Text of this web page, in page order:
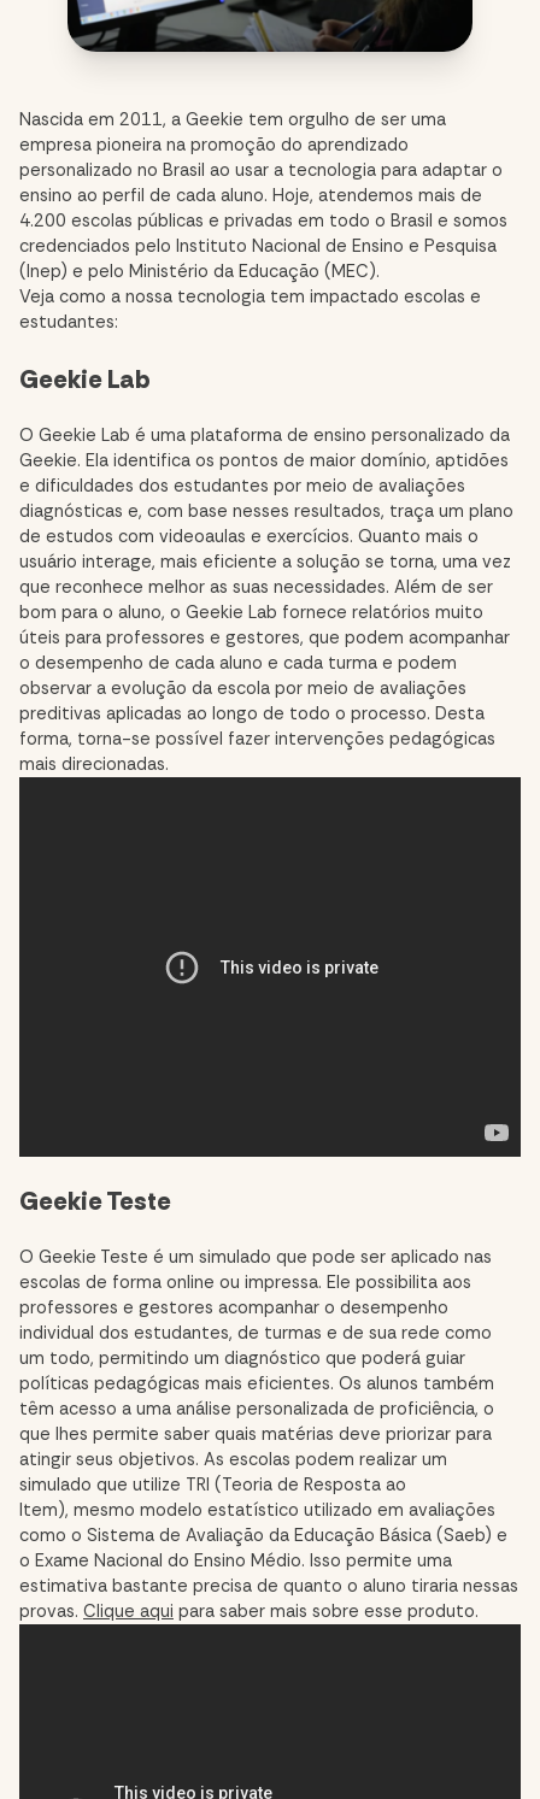
Nascida em 2011, a Geekie tem orgulho de ser uma
empresa pioneira na promoção do aprendizado
personalizado no Brasil ao usar a tecnologia para adaptar o
ensino ao perfil de cada aluno. Hoje, atendemos mais de
4.200 escolas públicas e privadas em todo o Brasil e somos
credenciados pelo Instituto Nacional de Ensino e Pesquisa
(Inep) e pelo Ministério da Educação (MEC).
Veja como a nossa tecnologia tem impactado escolas e
estudantes:
Geekie Lab
O Geekie Lab é uma plataforma de ensino personalizado da
Geekie. Ela identifica os pontos de maior domínio, aptidões
e dificuldades dos estudantes por meio de avaliações
diagnósticas e, com base nesses resultados, traça um plano
de estudos com videoaulas e exercícios. Quanto mais o
usuário interage, mais eficiente a solução se torna, uma vez
que reconhece melhor as suas necessidades. Além de ser
bom para o aluno, o Geekie Lab fornece relatórios muito
úteis para professores e gestores, que podem acompanhar
o desempenho de cada aluno e cada turma e podem
observar a evolução da escola por meio de avaliações
preditivas aplicadas ao longo de todo o processo. Desta
forma, torna-se possível fazer intervenções pedagógicas
mais direcionadas.
Geekie Teste
O Geekie Teste é um simulado que pode ser aplicado nas
escolas de forma online ou impressa. Ele possibilita aos
professores e gestores acompanhar o desempenho
individual dos estudantes, de turmas e de sua rede como
um todo, permitindo um diagnóstico que poderá guiar
políticas pedagógicas mais eficientes. Os alunos também
têm acesso a uma análise personalizada de proficiência, o
que lhes permite saber quais matérias deve priorizar para
atingir seus objetivos. As escolas podem realizar um
simulado que utilize TRI (Teoria de Resposta ao
Item), mesmo modelo estatístico utilizado em avaliações
como o Sistema de Avaliação da Educação Básica (Saeb) e
o Exame Nacional do Ensino Médio. Isso permite uma
estimativa bastante precisa de quanto o aluno tiraria nessas
provas. Clique aqui para saber mais sobre esse produto.